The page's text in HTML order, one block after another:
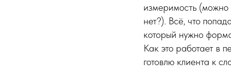
измеримость (можно
нет?). Всё, что
который нужно
Как это работает в
готовлю клиента к